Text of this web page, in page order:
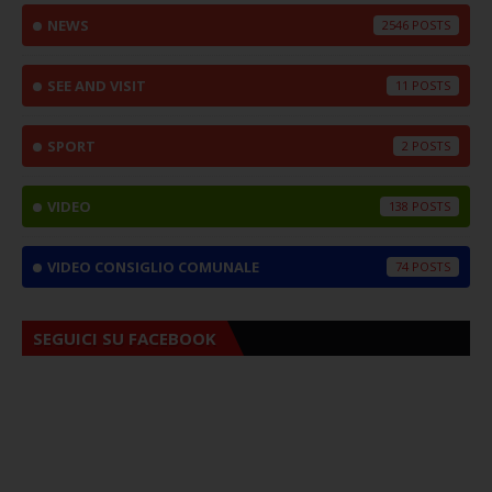
NEWS 2546
SEE AND VISIT 11
SPORT 2
VIDEO 138
VIDEO CONSIGLIO COMUNALE 74
SEGUICI SU FACEBOOK